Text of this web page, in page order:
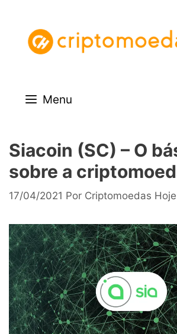
conteúdo
Menu
Siacoin (SC) – O
sobre a
17/04/2021 Por Criptomoedas Hoje